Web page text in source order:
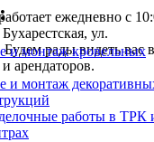
ежедневно с
ул.
Будем рады видеть вас в
арендаторов.
и монтаж кровельных
и монтаж
работы в ТРК